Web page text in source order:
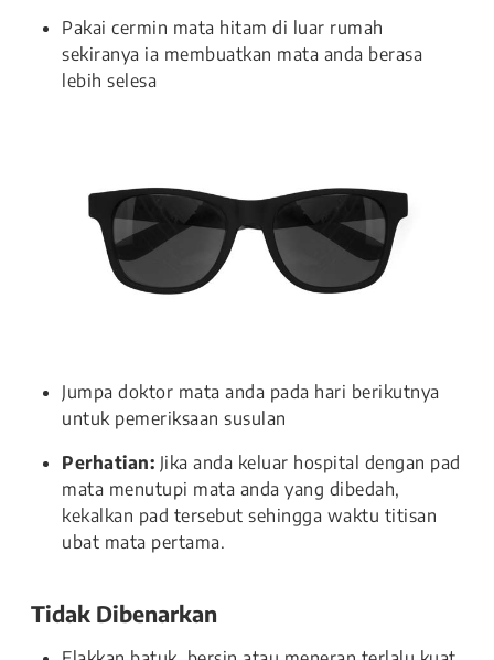
Pakai cermin mata hitam di luar rumah
sekiranya ia membuatkan mata anda berasa
lebih selesa
Jumpa doktor mata anda pada hari berikutnya
untuk pemeriksaan susulan
Perhatian: Jika anda keluar hospital dengan pad
mata menutupi mata anda yang dibedah,
kekalkan pad tersebut sehingga waktu titisan
ubat mata pertama.
Tidak Dibenarkan